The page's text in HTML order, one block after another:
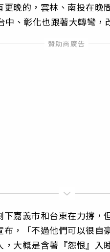
晚的，雲林、南投在晚
、彰化也跟著大轉彎，
嘉義市和台東在力撐，
，「不過他們可以很自
大概是含著『怨恨』入